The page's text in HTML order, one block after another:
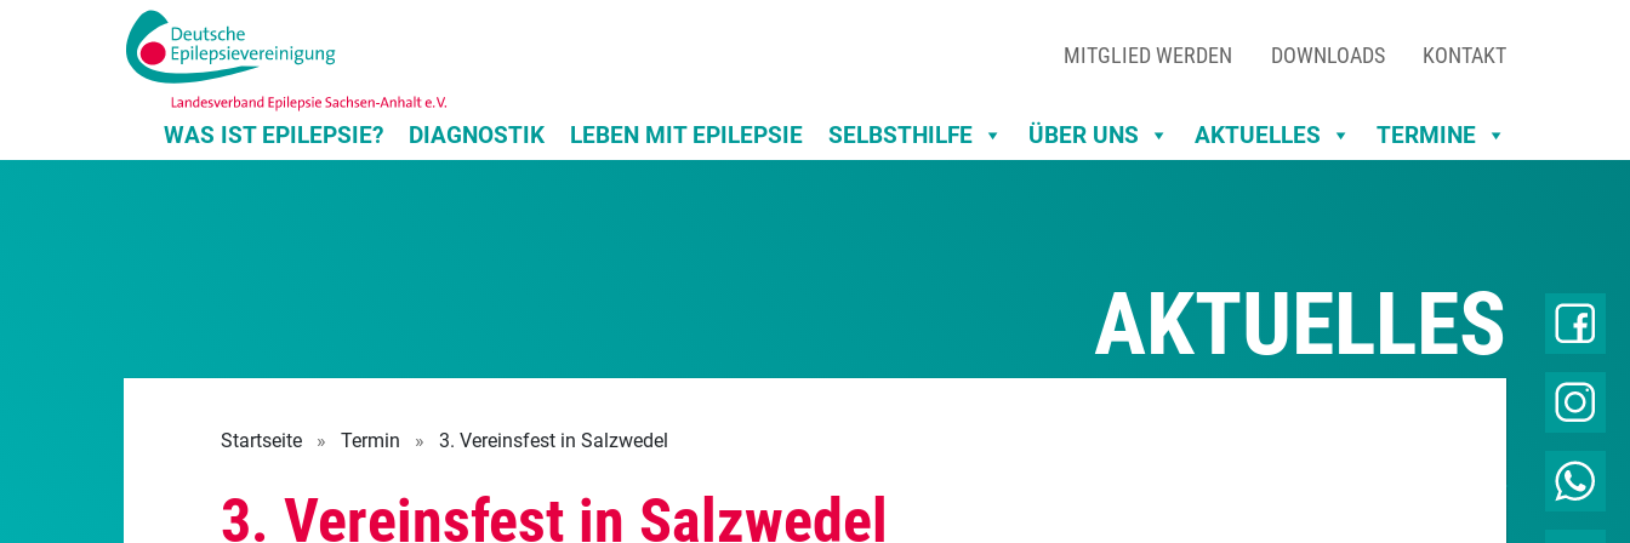
MITGLIED WERDEN DOWNLOADS KONTAKT
WAS IST EPILEPSIE? DIAGNOSTIK LEBEN MIT EPILEPSIE SELBSTHILFE ÜBER UNS AKTUELLES TERMINE
AKTUELLES
Startseite » Termin » 3. Vereinsfest in Salzwedel
3. Vereinsfest in Salzwedel